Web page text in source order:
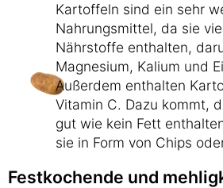
Kartoffeln sind ein sehr
Nahrungsmittel, da sie
Nährstoffe enthalten,
Magnesium, Kalium und
Außerdem enthalten
Vitamin C. Dazu kommt,
gut wie kein Fett
sie in Form von Chips
Festkochende und